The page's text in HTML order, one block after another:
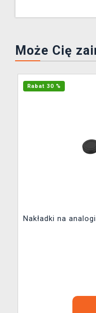
Może Cię
Rabat 30 %
Nakładki na